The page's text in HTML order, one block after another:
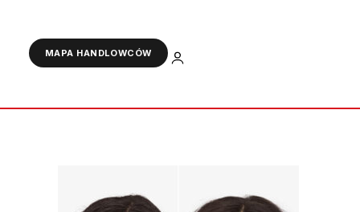
MAPA HANDLOWCÓW ZALOGUJ
NOWOŚĆ - OLAPLEX 4D CLEAN DETOX VOL
PRZED I PO_1